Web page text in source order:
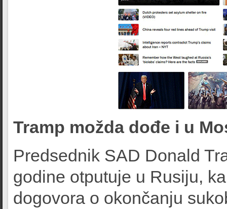
Tramp možda dođe i u
Predsednik SAD Donald
godine otputuje u Rusiju,
dogovora o okončanju